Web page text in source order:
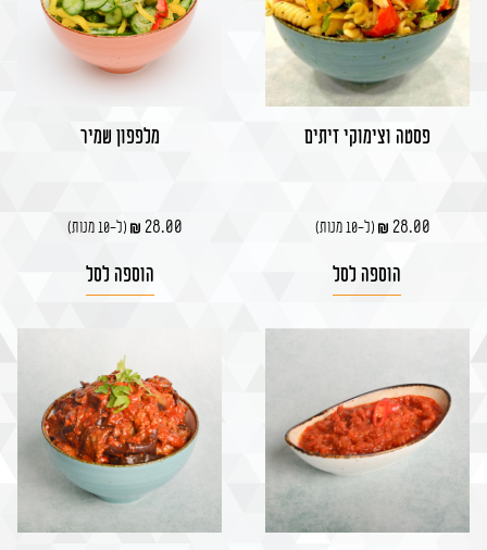
פסטה וצימוקי זיתים
28.00 (ל-10 מנות)
הוספה לסל
מלפפון שמיר
28.00 (ל-10 מנות)
הוספה לסל